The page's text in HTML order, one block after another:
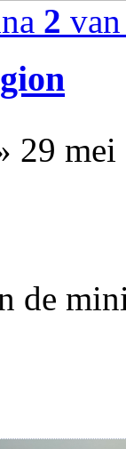
2
29
de